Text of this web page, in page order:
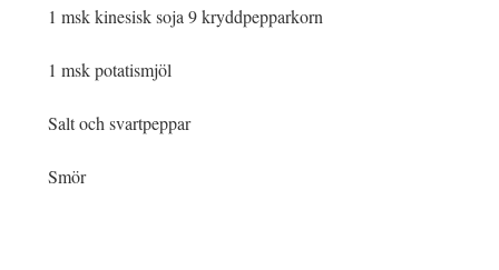
1 msk kinesisk soja 9 kryddpepparkorn
1 msk potatismjöl
Salt och svartpeppar
Smör